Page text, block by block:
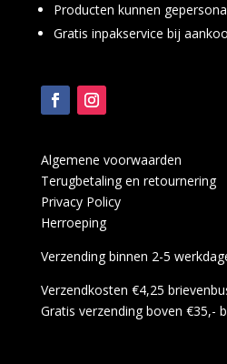
Producten kunnen
Gratis inpakservice bij
Algemene voorwaarden
Terugbetaling en retournering
Privacy Policy
Herroeping
Verzending binnen 2-5
Verzendkosten €4,25
Gratis verzending boven €35,-